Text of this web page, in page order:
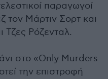
παραγωγοί
τον Μάρτιν Σορτ και
Τζες Ρόζενταλ.
στο «Only Murders
την επιστροφή